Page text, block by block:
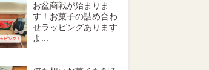
お盆商戦が始まりま
す！お菓子の詰め合わ
せラッピングあります
よ...